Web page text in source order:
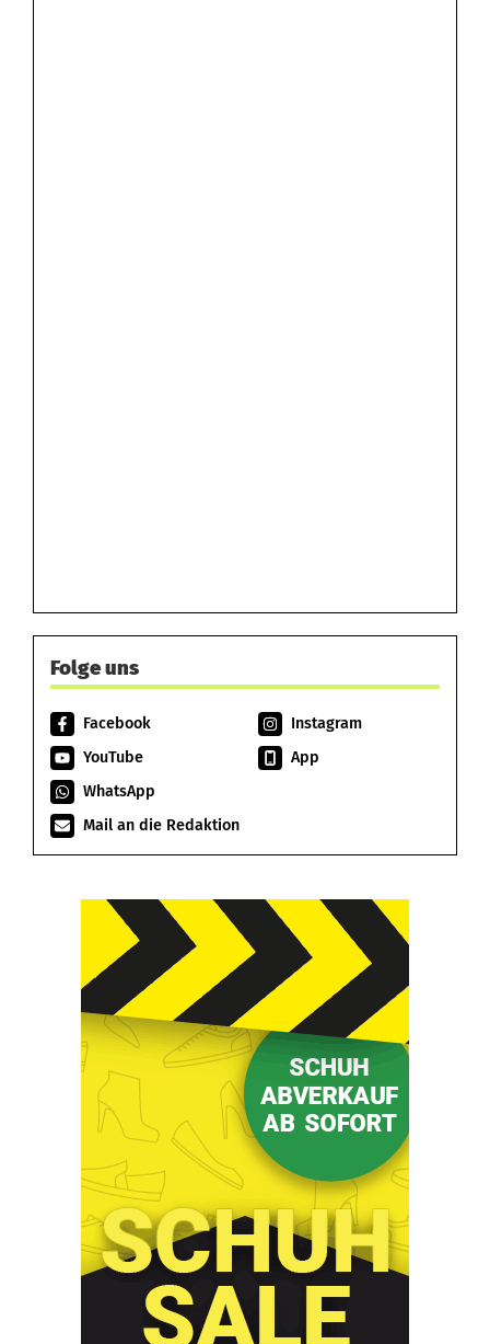
Folge uns
Facebook
Instagram
YouTube
App
WhatsApp
Mail an die Redaktion